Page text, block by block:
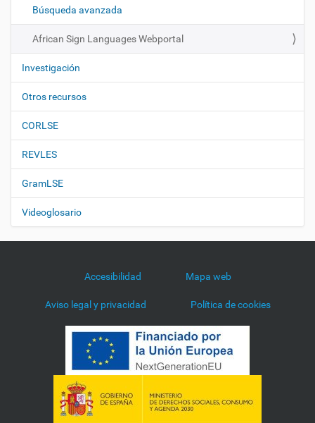
n
Búsqueda avanzada
African Sign Languages Webportal
Investigación
Otros recursos
CORLSE
REVLES
GramLSE
Videoglosario
Accesibilidad Mapa web
Aviso legal y privacidad Política de cookies